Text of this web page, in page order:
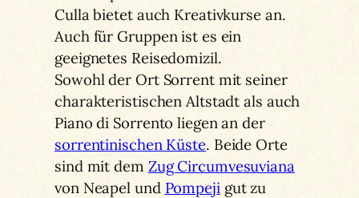
Culla bietet auch Kreativkurse an.
Auch für Gruppen ist es ein
geeignetes Reisedomizil.
Sowohl der Ort Sorrent mit seiner
charakteristischen Altstadt als auch
Piano di Sorrento liegen an der
sorrentinischen Küste. Beide Orte
sind mit dem Zug Circumvesuviana
von Neapel und Pompejigut zu